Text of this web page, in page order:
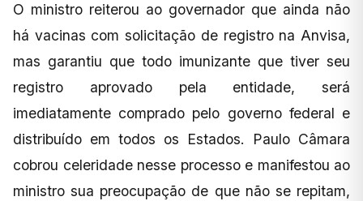
O ministro reiterou ao governador que ainda não
há vacinas com solicitação de registro na Anvisa,
mas garantiu que todo imunizante que tiver seu
registro aprovado pela entidade, será
imediatamente comprado pelo governo federal e
distribuído em todos os Estados. Paulo Câmara
cobrou celeridade nesse processo e manifestou ao
ministro sua preocupação de que não se repitam,